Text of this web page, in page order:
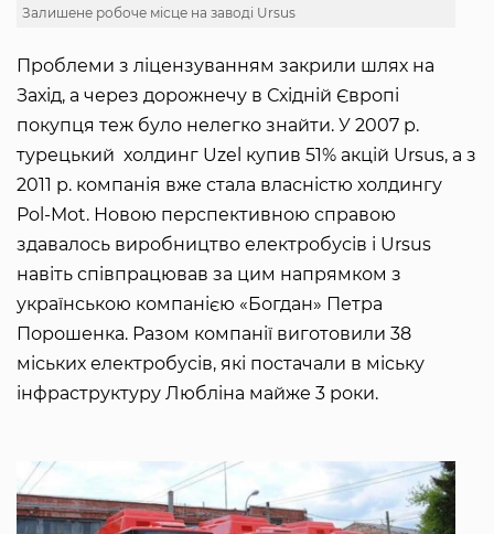
Залишене робоче місце на заводі Ursus
Проблеми з ліцензуванням закрили шлях на
Захід, а через дорожнечу в Східній Європі
покупця теж було нелегко знайти. У 2007 р.
турецький холдинг Uzel купив 51% акцій Ursus, а з
2011 р. компанія вже стала власністю холдингу
Pol-Mot. Новою перспективною справою
здавалось виробництво електробусів і Ursus
навіть співпрацював за цим напрямком з
українською компанією «Богдан» Петра
Порошенка. Разом компанії виготовили 38
міських електробусів, які постачали в міську
інфраструктуру Любліна майже 3 роки.